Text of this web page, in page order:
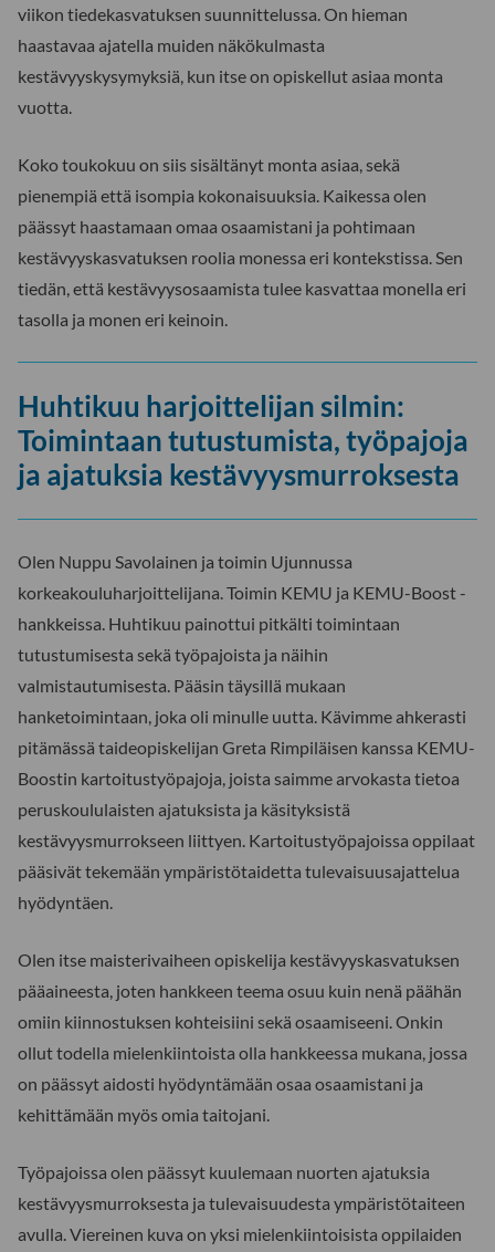
viikon tiedekasvatuksen suunnittelussa. On hieman
haastavaa ajatella muiden näkökulmasta
kestävyyskysymyksiä, kun itse on opiskellut asiaa monta
vuotta.
Koko toukokuu on siis sisältänyt monta asiaa, sekä
pienempiä että isompia kokonaisuuksia. Kaikessa olen
päässyt haastamaan omaa osaamistani ja pohtimaan
kestävyyskasvatuksen roolia monessa eri kontekstissa. Sen
tiedän, että kestävyysosaamista tulee kasvattaa monella eri
tasolla ja monen eri keinoin.
Huhtikuu harjoittelijan silmin:
Toimintaan tutustumista, työpajoja
ja ajatuksia kestävyysmurroksesta
Olen Nuppu Savolainen ja toimin Ujunnussa
korkeakouluharjoittelijana. Toimin KEMU ja KEMU-Boost -
hankkeissa. Huhtikuu painottui pitkälti toimintaan
tutustumisesta sekä työpajoista ja näihin
valmistautumisesta. Pääsin täysillä mukaan
hanketoimintaan, joka oli minulle uutta. Kävimme ahkerasti
pitämässä taideopiskelijan Greta Rimpiläisen kanssa KEMU-
Boostin kartoitustyöpajoja, joista saimme arvokasta tietoa
peruskoululaisten ajatuksista ja käsityksistä
kestävyysmurrokseen liittyen. Kartoitustyöpajoissa oppilaat
pääsivät tekemään ympäristötaidetta tulevaisuusajattelua
hyödyntäen.
Olen itse maisterivaiheen opiskelija kestävyyskasvatuksen
pääaineesta, joten hankkeen teema osuu kuin nenä päähän
omiin kiinnostuksen kohteisiini sekä osaamiseeni. Onkin
ollut todella mielenkiintoista olla hankkeessa mukana, jossa
on päässyt aidosti hyödyntämään osaa osaamistani ja
kehittämään myös omia taitojani.
Työpajoissa olen päässyt kuulemaan nuorten ajatuksia
kestävyysmurroksesta ja tulevaisuudesta ympäristötaiteen
avulla. Viereinen kuva on yksi mielenkiintoisista oppilaiden